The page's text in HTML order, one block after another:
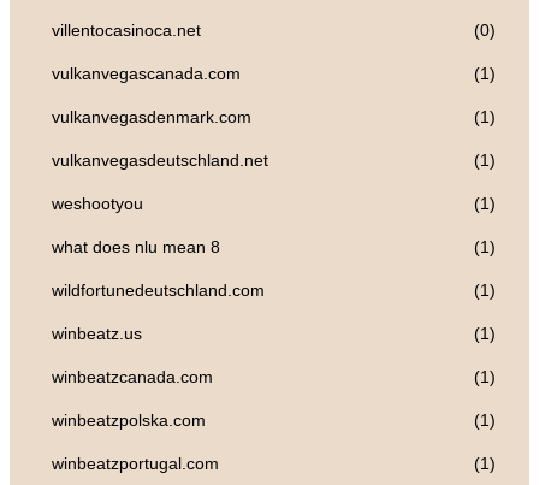
villentocasinoca.net (0)
vulkanvegascanada.com (1)
vulkanvegasdenmark.com (1)
vulkanvegasdeutschland.net (1)
weshootyou (1)
what does nlu mean 8 (1)
wildfortunedeutschland.com (1)
winbeatz.us (1)
winbeatzcanada.com (1)
winbeatzpolska.com (1)
winbeatzportugal.com (1)